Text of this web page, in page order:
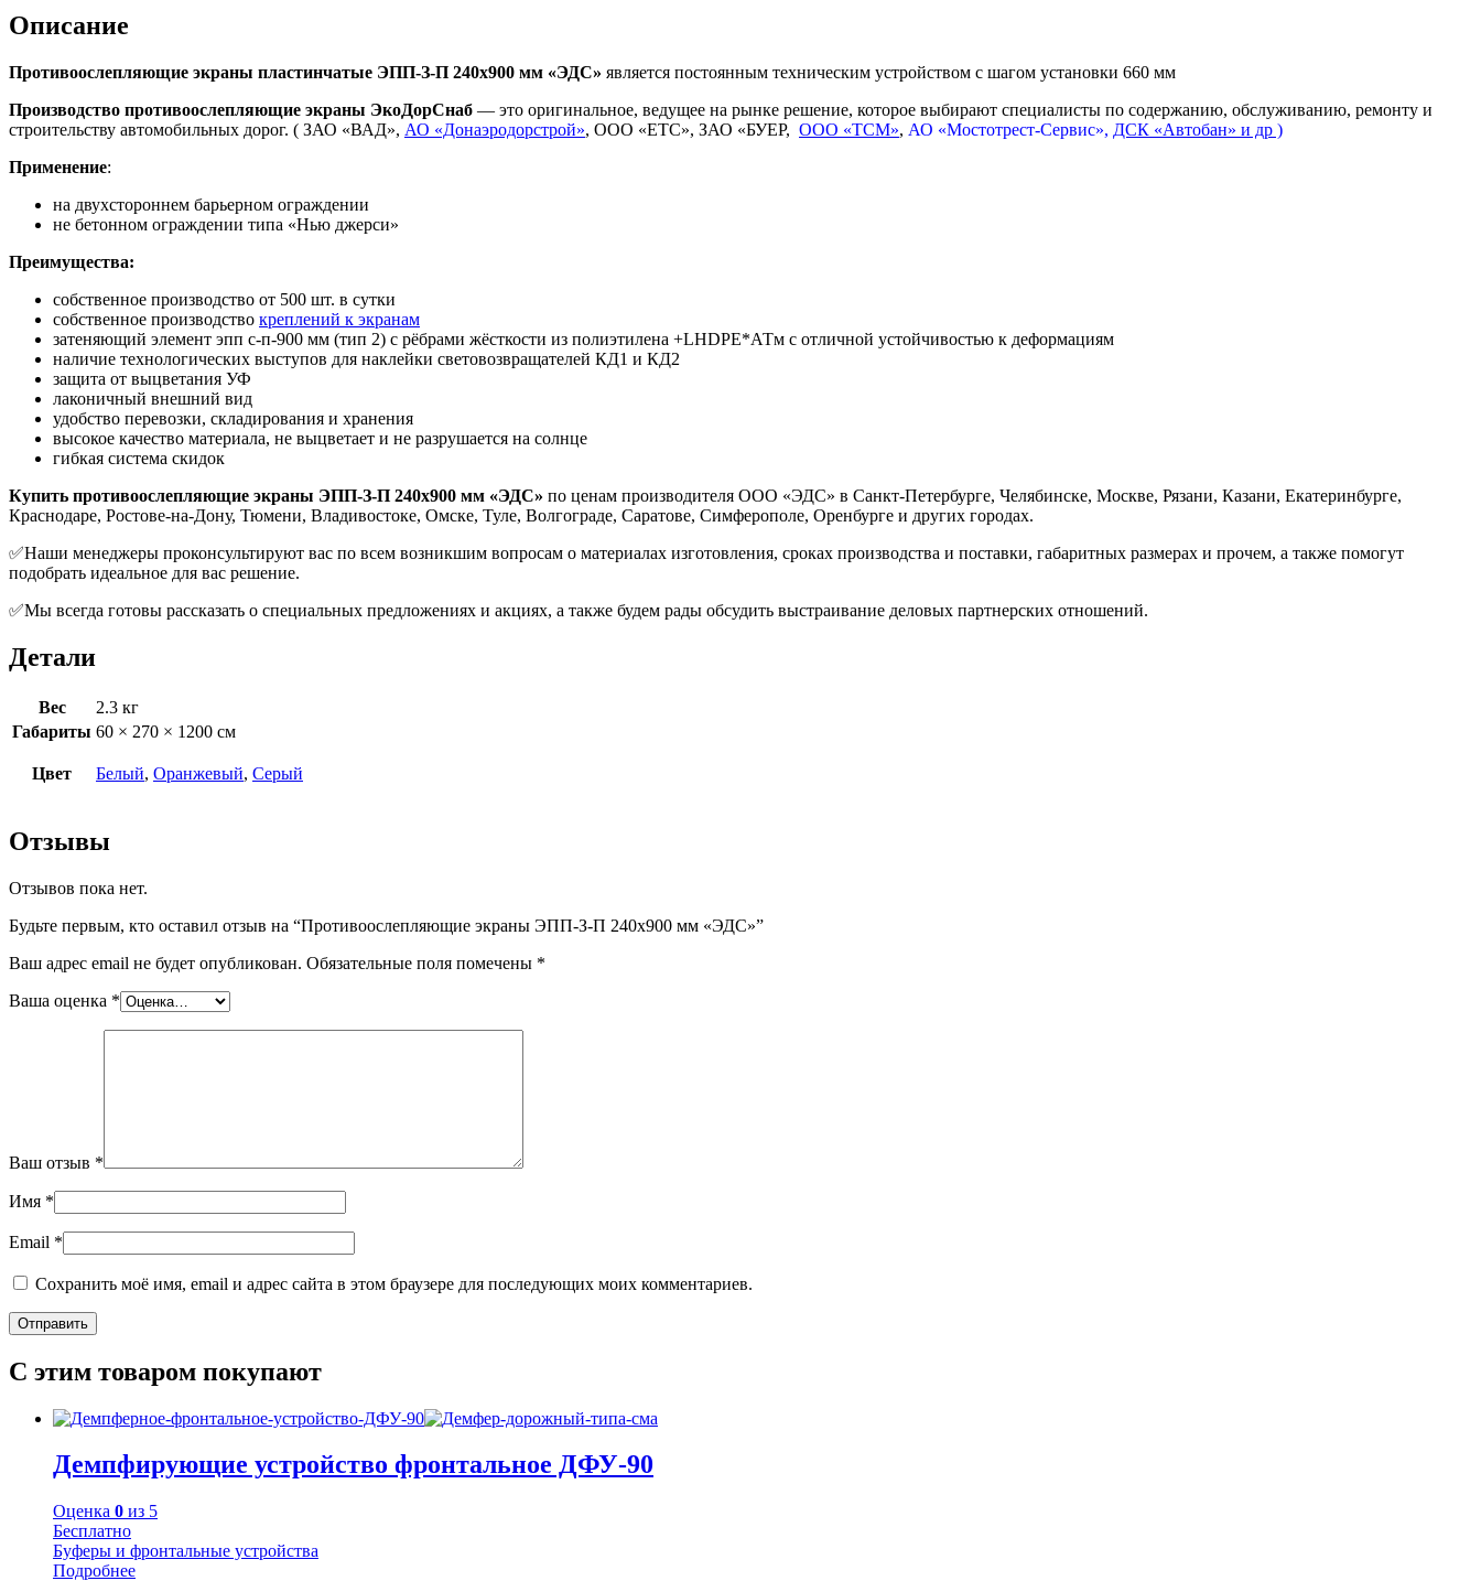
Описание
Противоослепляющие экраны пластинчатые ЭПП-З-П 240х900 мм «ЭДС» является постоянным техническим устройством с шагом установки 660 мм
Производство противоослепляющие экраны ЭкоДорСнаб — это оригинальное, ведущее на рынке решение, которое выбирают специалисты по содержанию, обслуживанию, ремонту и
строительству автомобильных дорог. ( ЗАО «ВАД», АО «Донаэродорстрой», ООО «ЕТС», ЗАО «БУЕР, ООО «ТСМ», АО «Мостотрест-Сервис», ДСК «Автобан» и др )
Применение:
на двухстороннем барьерном ограждении
не бетонном ограждении типа «Нью джерси»
Преимущества:
собственное производство от 500 шт. в сутки
собственное производство креплений к экранам
затеняющий элемент эпп с-п-900 мм (тип 2) с рёбрами жёсткости из полиэтилена +LHDPE*АТм с отличной устойчивостью к деформациям
наличие технологических выступов для наклейки световозвращателей КД1 и КД2
защита от выцветания УФ
лаконичный внешний вид
удобство перевозки, складирования и хранения
высокое качество материала, не выцветает и не разрушается на солнце
гибкая система скидок
Купить противоослепляющие экраны ЭПП-З-П 240х900 мм «ЭДС» по ценам производителя ООО «ЭДС» в Санкт-Петербурге, Челябинске, Москве, Рязани, Казани, Екатеринбурге,
Краснодаре, Ростове-на-Дону, Тюмени, Владивостоке, Омске, Туле, Волгограде, Саратове, Симферополе, Оренбурге и других городах.
✅Наши менеджеры проконсультируют вас по всем возникшим вопросам о материалах изготовления, сроках производства и поставки, габаритных размерах и прочем, а также помогут
подобрать идеальное для вас решение.
✅Мы всегда готовы рассказать о специальных предложениях и акциях, а также будем рады обсудить выстраивание деловых партнерских отношений.
Детали
Вес
2.3 кг
Габариты 60 × 270 × 1200 см
Цвет Белый, Оранжевый, Серый
Отзывы
Отзывов пока нет.
Будьте первым, кто оставил отзыв на “Противоослепляющие экраны ЭПП-З-П 240х900 мм «ЭДС»”
Ваш адрес email не будет опубликован. Обязательные поля помечены *
Ваша оценка *
Ваш отзыв *
Имя *
Email *
Сохранить моё имя, email и адрес сайта в этом браузере для последующих моих комментариев.
С этим товаром покупают
Демпфирующие устройство фронтальное ДФУ-90
Оценка 0 из 5
Бесплатно
Буферы и фронтальные устройства
Подробнее